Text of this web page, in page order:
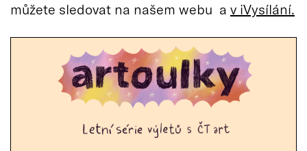
můžete sledovat na našem webu a v iVysílání.